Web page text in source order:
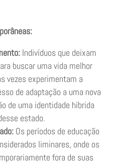
Indivíduos que deixam
buscar uma vida melhor
vezes experimentam a
de adaptação a uma nova
de uma identidade híbrida
estado.
Os períodos de educação
liminares, onde os
fora de suas